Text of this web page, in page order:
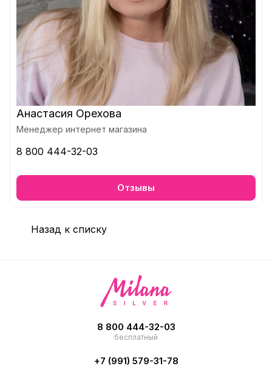
Анастасия Орехова
Менеджер интернет магазина
8 800 444-32-03
Отзывы
Назад к списку
8 800 444-32-03
бесплатный
+7 (991) 579-31-78